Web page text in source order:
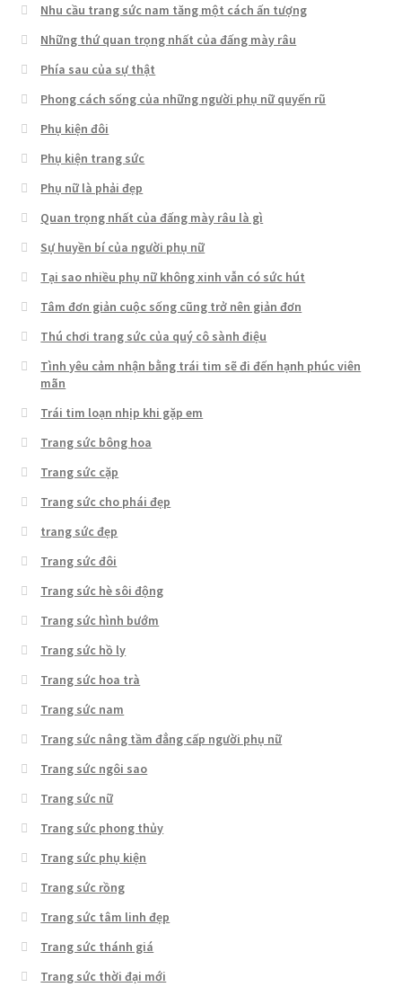
Nhu cầu trang sức nam tăng một cách ấn tượng
Những thứ quan trọng nhất của đấng mày râu
Phía sau của sự thật
Phong cách sống của những người phụ nữ quyến rũ
Phụ kiện đôi
Phụ kiện trang sức
Phụ nữ là phải đẹp
Quan trọng nhất của đấng mày râu là gì
Sự huyền bí của người phụ nữ
Tại sao nhiều phụ nữ không xinh vẫn có sức hút
Tâm đơn giản cuộc sống cũng trở nên giản đơn
Thú chơi trang sức của quý cô sành điệu
Tình yêu cảm nhận bằng trái tim sẽ đi đến hạnh phúc viên
mãn
Trái tim loạn nhịp khi gặp em
Trang sức bông hoa
Trang sức cặp
Trang sức cho phái đẹp
trang sức đẹp
Trang sức đôi
Trang sức hè sôi động
Trang sức hình bướm
Trang sức hồ ly
Trang sức hoa trà
Trang sức nam
Trang sức nâng tầm đẳng cấp người phụ nữ
Trang sức ngôi sao
Trang sức nữ
Trang sức phong thủy
Trang sức phụ kiện
Trang sức rồng
Trang sức tâm linh đẹp
Trang sức thánh giá
Trang sức thời đại mới